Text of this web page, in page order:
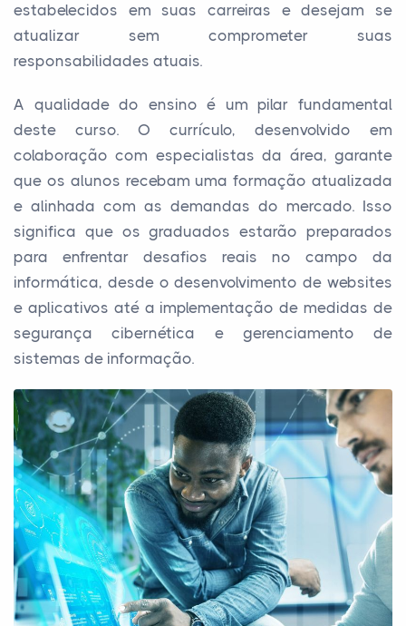
estabelecidos em suas carreiras e desejam se
atualizar sem comprometer suas
responsabilidades atuais.
A qualidade do ensino é um pilar fundamental
deste curso. O currículo, desenvolvido em
colaboração com especialistas da área, garante
que os alunos recebam uma formação atualizada
e alinhada com as demandas do mercado. Isso
significa que os graduados estarão preparados
para enfrentar desafios reais no campo da
informática, desde o desenvolvimento de websites
e aplicativos até a implementação de medidas de
segurança cibernética e gerenciamento de
sistemas de informação.